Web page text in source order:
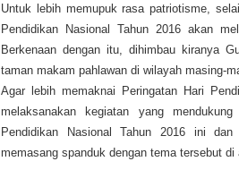
Untuk lebih memupuk rasa patriotisme,
Pendidikan Nasional Tahun 2016 akan
Berkenaan dengan itu, dihimbau kiranya
taman makam pahlawan di wilayah masing-
Agar lebih memaknai Peringatan Hari
melaksanakan kegiatan yang
Pendidikan Nasional Tahun 2016 ini dan
memasang spanduk dengan tema tersebut di